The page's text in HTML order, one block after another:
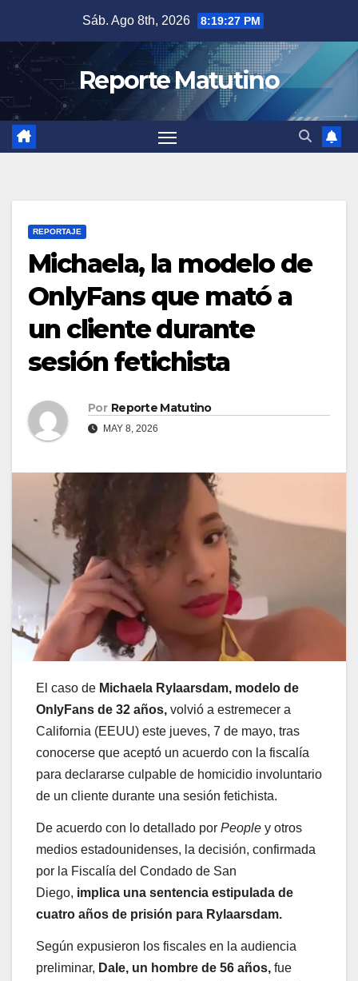
contenido
Sáb. Ago 8th, 2026 8:19:28 PM
Reporte Matutino
REPORTAJE
Michaela, la modelo de
OnlyFans que mató a
un cliente durante
sesión fetichista
Por Reporte Matutino
MAY 8, 2026
El caso de Michaela Rylaarsdam, modelo de
OnlyFans de 32 años, volvió a estremecer a
California (EEUU) este jueves, 7 de mayo, tras
conocerse que aceptó un acuerdo con la fiscalía
para declararse culpable de homicidio involuntario
de un cliente durante una sesión fetichista.
De acuerdo con lo detallado por People y otros
medios estadounidenses, la decisión, confirmada
por la Fiscalía del Condado de San
Diego, implica una sentencia estipulada de
cuatro años de prisión para Rylaarsdam.
Según expusieron los fiscales en la audiencia
preliminar, Dale, un hombre de 56 años, fue